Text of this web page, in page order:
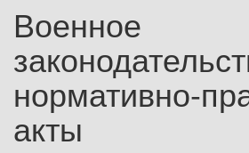
Военное
нормативно-
акты